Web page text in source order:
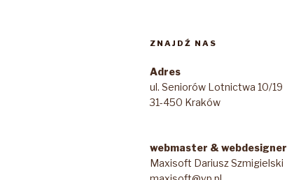
ZNAJDŹ NAS
Adres
ul. Seniorów Lotnictwa 10/19
31-450 Kraków
webmaster & webdesigner
Maxisoft Dariusz Szmigielski